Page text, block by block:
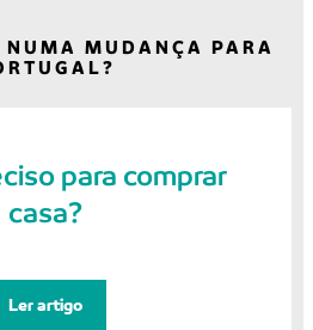
NUMA MUDANÇA PARA
para comprar
casa?
Ler artigo